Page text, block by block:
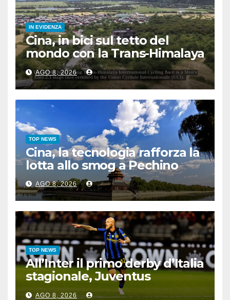
IN EVIDENZA
Cina, in bici sul tetto del
mondo con la Trans-Himalaya
Race
AGO 8, 2026
TOP NEWS
Cina, la tecnologia rafforza la
lotta allo smog a Pechino
AGO 8, 2026
TOP NEWS
All’Inter il primo derby d’Italia
stagionale, Juventus
sconfitta 2-1
AGO 8, 2026